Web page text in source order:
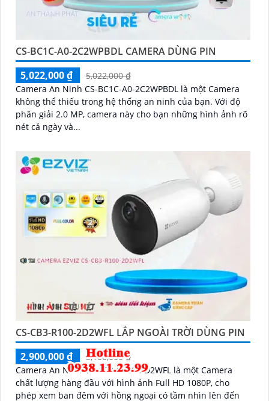
CS-BC1C-A0-2C2WPBDL CAMERA DÙNG PIN
5,022,000 ₫
5,022,000 ₫
Camera An Ninh CS-BC1C-A0-2C2WPBDL là một Camera
không thể thiếu trong hệ thống an ninh của bạn. Với độ
phân giải 2.0 MP, camera này cho bạn những hình ảnh rõ
nét cả ngày và...
CS-CB3-R100-2D2WFL LẮP NGOÀI TRỜI DÙNG PIN
2,900,000 ₫
3,100,000 ₫
Camera An Ninh CS-CB3-R100-2D2WFL là một Camera
chất lượng hàng đầu với hình ảnh Full HD 1080P, cho
phép xem ban đêm với hồng ngoại có tầm nhìn lên đến